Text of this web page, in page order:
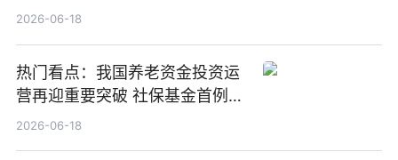
1000万港元
2026-06-18
热门看点：我国养老资金投资运
营再迎重要突破 社保基金首例期
货账户完成开立
2026-06-18